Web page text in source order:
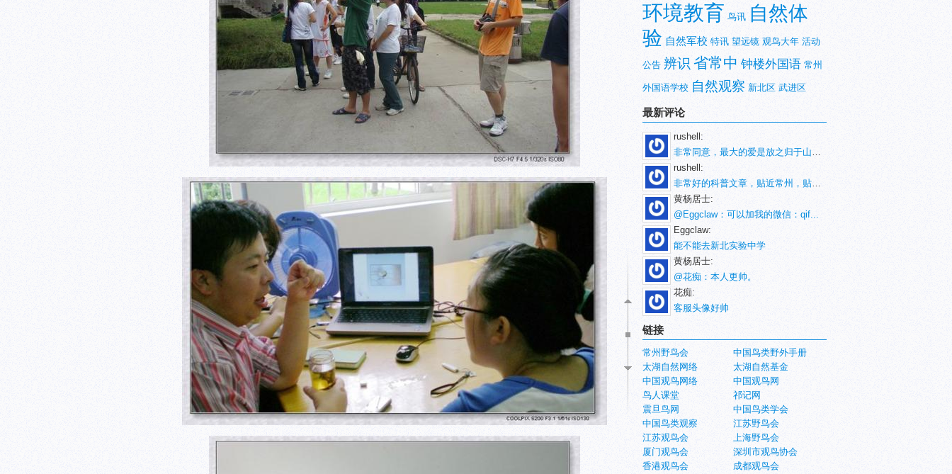
环境教育 鸟讯 自然体
验 自然军校 特讯 望远镜 观鸟大年 活动
公告 辨识 省常中 钟楼外国语 常州
外国语学校 自然观察 新北区 武进区
最新评论
rushell:
非常同意，最大的爱是放之归于山林。
rushell:
非常好的科普文章，贴近常州，贴近生活！
黄杨居士:
@Eggclaw：可以加我的微信：qif...
Eggclaw:
能不能去新北实验中学
黄杨居士:
@花痴：本人更帅。
花痴:
客服头像好帅
链接
常州野鸟会
中国鸟类野外手册
太湖自然网络
太湖自然基金
中国观鸟网络
中国观鸟网
鸟人课堂
祁记网
震旦鸟网
中国鸟类学会
中国鸟类观察
江苏野鸟会
江苏观鸟会
上海野鸟会
厦门观鸟会
深圳市观鸟协会
香港观鸟会
成都观鸟会